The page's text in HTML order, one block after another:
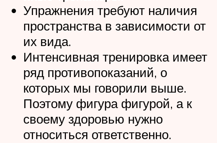
Упражнения требуют наличия
пространства в зависимости от
их вида.
Интенсивная тренировка имеет
ряд противопоказаний, о
которых мы говорили выше.
Поэтому фигура фигурой, а к
своему здоровью нужно
относиться ответственно.